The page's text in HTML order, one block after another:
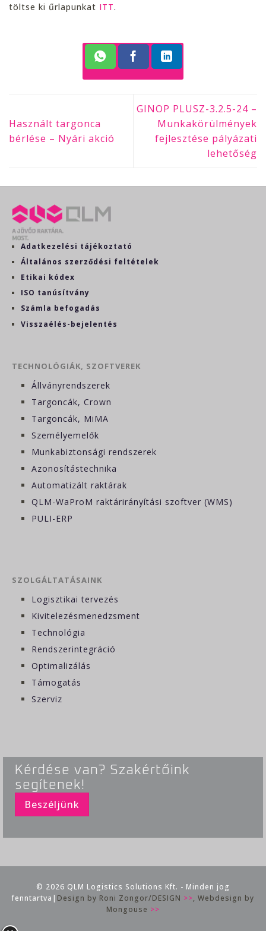
töltse ki űrlapunkat ITT.
Használt targonca
bérlése – Nyári akció
GINOP PLUSZ-3.2.5-24 –
Munkakörülmények
fejlesztése pályázati
lehetőség
Adatkezelési tájékoztató
Általános szerződési feltételek
Etikai kódex
ISO tanúsítvány
Számla befogadás
Visszaélés-bejelentés
TECHNOLÓGIÁK, SZOFTVEREK
Állványrendszerek
Targoncák, Crown
Targoncák, MiMA
Személyemelők
Munkabiztonsági rendszerek
Azonosítástechnika
Automatizált raktárak
QLM-WaProM raktárirányítási szoftver (WMS)
PULI-ERP
SZOLGÁLTATÁSAINK
Logisztikai tervezés
Kivitelezésmenedzsment
Technológia
Rendszerintegráció
Optimalizálás
Támogatás
Szerviz
Kérdése van? Szakértőink
segítenek!
Beszéljünk
© 2026 QLM Logistics Solutions Kft. - Minden jog
fenntartva| Design by Roni Zongor/DESIGN >>, Webdesign by
Mongouse >>